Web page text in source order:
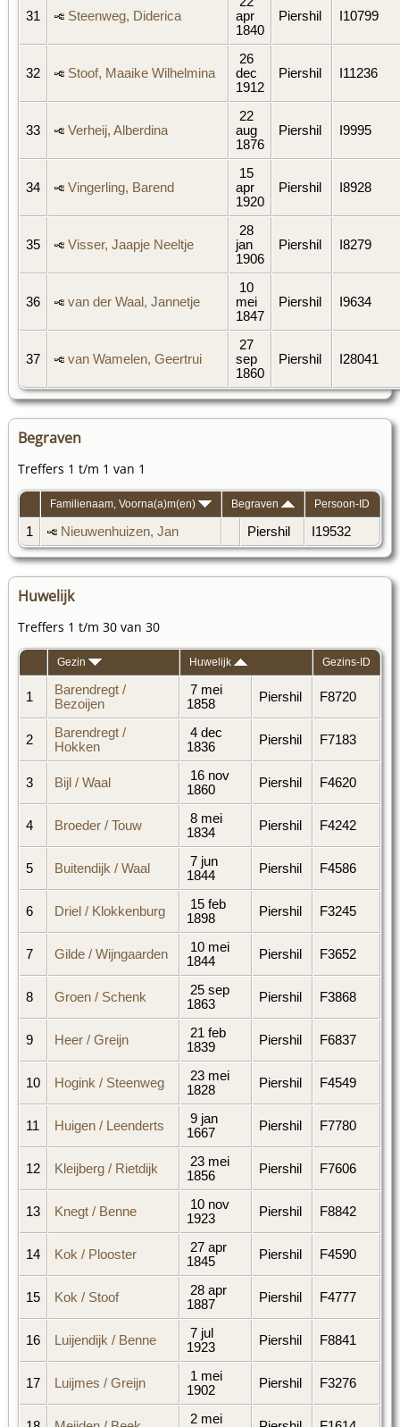
31 Steenweg, Diderica
apr
1840
Piershil I10799
32 Stoof, Maaike Wilhelmina
26
dec
1912
Piershil I11236
33 Verheij, Alberdina
22
aug
1876
Piershil I9995
34 Vingerling, Barend
15
apr
1920
Piershil I8928
35 Visser, Jaapje Neeltje
28
jan
1906
Piershil I8279
36 van der Waal, Jannetje
10
mei
1847
Piershil I9634
37 van Wamelen, Geertrui
27
sep
1860
Piershil I28041
Begraven
Treffers 1 t/m 1 van 1
Familienaam, Voorna(a)m(en) Begraven Persoon-ID
1 Nieuwenhuizen, Jan Piershil I19532
Huwelijk
Treffers 1 t/m 30 van 30
Gezin Huwelijk Gezins-ID
1
Barendregt /
Bezoijen
7 mei
1858
Piershil F8720
2
Barendregt /
Hokken
4 dec
1836
Piershil F7183
3 Bijl / Waal
16 nov
1860
Piershil F4620
4 Broeder / Touw
8 mei
1834
Piershil F4242
5 Buitendijk / Waal
7 jun
1844
Piershil F4586
6 Driel / Klokkenburg
15 feb
1898
Piershil F3245
7 Gilde / Wijngaarden
10 mei
1844
Piershil F3652
8 Groen / Schenk
25 sep
1863
Piershil F3868
9 Heer / Greijn
21 feb
1839
Piershil F6837
10 Hogink / Steenweg
23 mei
1828
Piershil F4549
11 Huigen / Leenderts
9 jan
1667
Piershil F7780
12 Kleijberg / Rietdijk
23 mei
1856
Piershil F7606
13 Knegt / Benne
10 nov
1923
Piershil F8842
14 Kok / Plooster
27 apr
1845
Piershil F4590
15 Kok / Stoof
28 apr
1887
Piershil F4777
16 Luijendijk / Benne
7 jul
1923
Piershil F8841
17 Luijmes / Greijn
1 mei
1902
Piershil F3276
2 mei